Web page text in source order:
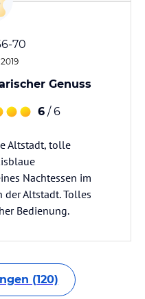
70
Genuss
6 / 6
Altstadt, tolle
Nachtessen im
der Altstadt. Tolles
Bedienung.
(120)